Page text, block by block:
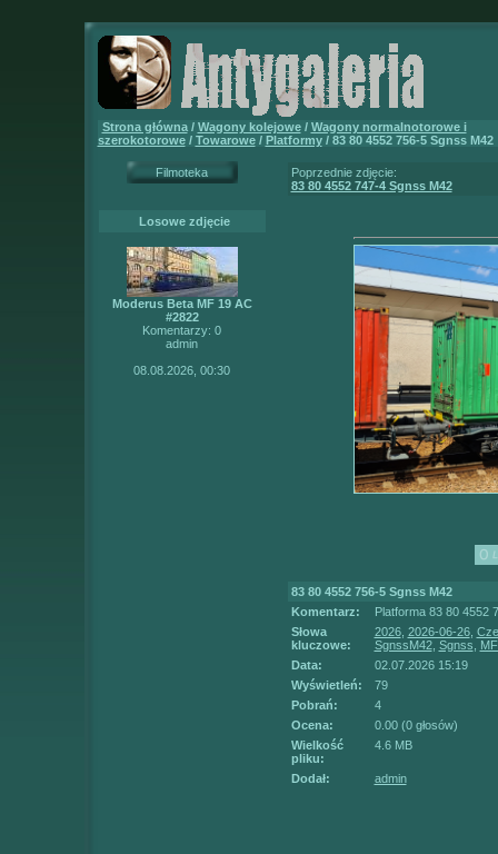
Strona główna/ Wagony kolejowe/ Wagony normalnotorowe i
szerokotorowe/ Towarowe/ Platformy/ 83 80 4552 756-5 Sgnss M42
Filmoteka
Losowe zdjęcie
Moderus Beta MF 19 AC
#2822
Komentarzy: 0
admin
08.08.2026, 00:30
Poprzednie zdjęcie:
83 80 4552 747-4 Sgnss M42
83 80 4552 756-5 Sgnss M42
Komentarz:
Platforma 83 80 4552
Słowa
kluczowe:
2026, 2026-06-26,
SgnssM42, Sgnss
Data:
02.07.2026 15:19
Wyświetleń:
79
Pobrań:
4
Ocena:
0.00 (0 głosów)
Wielkość
pliku:
4.6 MB
Dodał: admin